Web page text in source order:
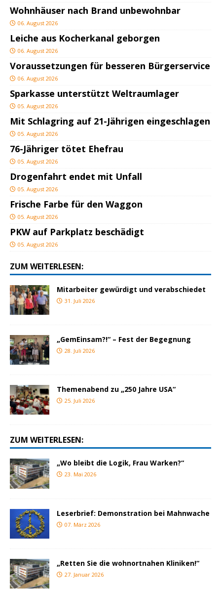
Wohnhäuser nach Brand unbewohnbar
06. August 2026
Leiche aus Kocherkanal geborgen
06. August 2026
Voraussetzungen für besseren Bürgerservice
06. August 2026
Sparkasse unterstützt Weltraumlager
05. August 2026
Mit Schlagring auf 21-Jährigen eingeschlagen
05. August 2026
76-Jähriger tötet Ehefrau
05. August 2026
Drogenfahrt endet mit Unfall
05. August 2026
Frische Farbe für den Waggon
05. August 2026
PKW auf Parkplatz beschädigt
05. August 2026
ZUM WEITERLESEN:
Mitarbeiter gewürdigt und verabschiedet
31. Juli 2026
„GemEinsam?!“ – Fest der Begegnung
28. Juli 2026
Themenabend zu „250 Jahre USA“
25. Juli 2026
ZUM WEITERLESEN:
„Wo bleibt die Logik, Frau Warken?“
23. Mai 2026
Leserbrief: Demonstration bei Mahnwache
07. März 2026
„Retten Sie die wohnortnahen Kliniken!“
27. Januar 2026